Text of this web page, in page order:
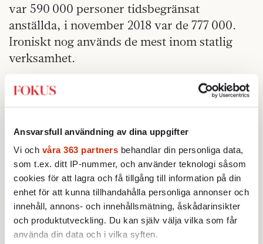
Ansvarsfull användning av dina uppgifter
Vi och våra 363 partners behandlar din personliga data,
som t.ex. ditt IP-nummer, och använder teknologi såsom
cookies för att lagra och få tillgång till information på din
enhet för att kunna tillhandahålla personliga annonser och
innehåll, annons- och innehållsmätning, åskådarinsikter
och produktutveckling. Du kan själv välja vilka som får
använda din data och i vilka syften.
var 590 000 personer tidsbegränsat
anställda, i november 2018 var de 777 000.
Ironiskt nog används de mest inom statlig
verksamhet.
Med de här siffrorna i åtanke blir det tydligt
att inte bara Centerpartiet vill
Inför valet 2014 lovade S i sitt valmanifest att:
»Huvudregeln i las om tillsvidareanställning
ska återupprättas genom att missbruket av
visstidsanställningar förhindras« och att
»anställningsformen allmän visstid ska ses
över«.